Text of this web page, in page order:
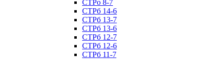
СТРо 8-7
СТРб 14-6
СТРб 13-7
СТРб 13-6
СТРб 12-7
СТРб 12-6
СТРб 11-7